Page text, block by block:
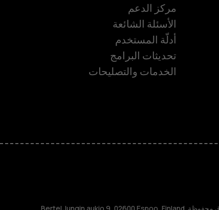
مركز الدعم
الأسئلة الشائعة
أدلّة المستخدم
تحديثات البرامج
الخدمات والتصليحات
TM و © 2026 HMD Global. جميع الحقوق محفوظة. Bertel Jungin aukio 9, 02600 Espoo, Finland.